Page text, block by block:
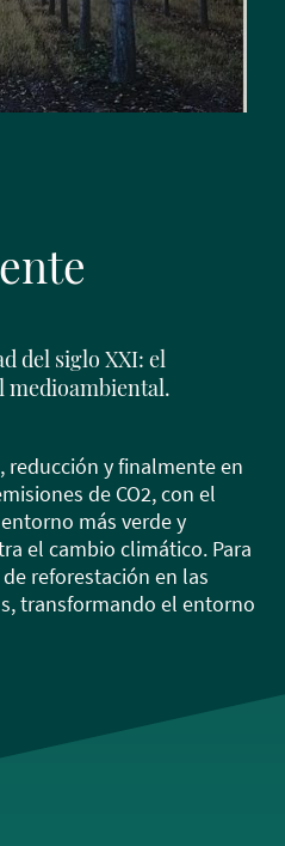
del siglo XXI: el
medioambiental.
reducción y finalmente en
de CO2, con el
más verde y
el cambio climático. Para
reforestación en las
transformando el entorno